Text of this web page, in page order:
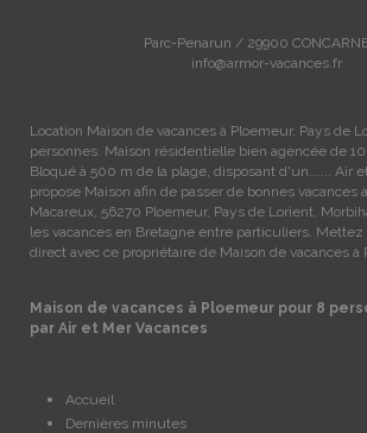
Parc-Penarun / 29900
info@armor-vacances.fr
Location Maison de vacances à Ploemeur, Pays de
personnes. Maison résidentielle bien agencée de
Bloqué à 500 m de la plage, disposant d'un….... Air
propose Maison afin de passer de bonnes vacances
Macareux, 56270 Ploemeur, Pays de Lorient,
les vacances en Bretagne entre particuliers. Mettez
direct avec ce propriétaire de Maison de vacances à
Maison de vacances à Ploemeur pour 8
par Air et Mer Vacances
Accueil
Dernières minutes